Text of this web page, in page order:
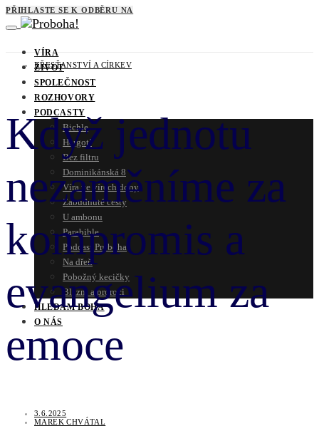
PŘIHLASTE SE K ODBĚRU NA
VÍRA
ŽIVOT
SPOLEČNOST
ROZHOVORY
PODCASTY
Bichle
Hergot!
Bez filtru
Dominikánská 8
Víra ve vírech doby
Zabudnuté cesty
U ambonu
Parabible
Podcast Proboha
Na dřeň
Pobožný kecičky
Blázni a proroci
HLEDÁM BOHA
O NÁS
KŘESŤANSTVÍ A CÍRKEV
Když jednotu
nezaměníme za
kompromis a
evangelium za
emoce
3.6.2025
MAREK CHVÁTAL